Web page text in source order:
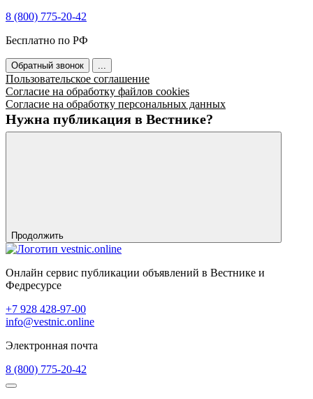
8 (800) 775-20-42
Бесплатно по РФ
Обратный звонок ...
Пользовательское соглашение
Согласие на обработку файлов cookies
Согласие на обработку персональных данных
Нужна публикация в Вестнике?
Продолжить
Онлайн сервис публикации объявлений в Вестнике и
Федресурсе
+7 928 428-97-00
info@vestnic.online
Электронная почта
8 (800) 775-20-42